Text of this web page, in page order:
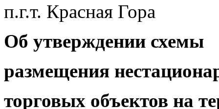
п.г.т. Красная Гора
Об утверждении схемы
размещения
торговых объектов на